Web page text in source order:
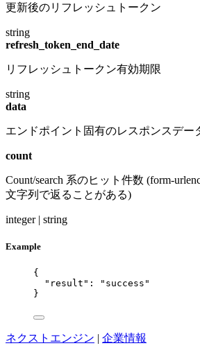
更新後のリフレッシュトークン
string
refresh_token_end_date
リフレッシュトークン有効期限
string
data
エンドポイント固有のレスポンスデー
count
Count/search 系のヒット件数 (form-
文字列で返ることがある)
integer | string
Example
{
"result" : " success "
}
ネクストエンジン | 企業情報